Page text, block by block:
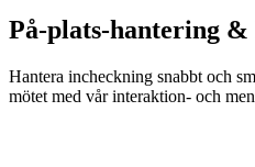
På-plats-hantering
Hantera incheckning snabbt och
mötet med vår interaktion- och